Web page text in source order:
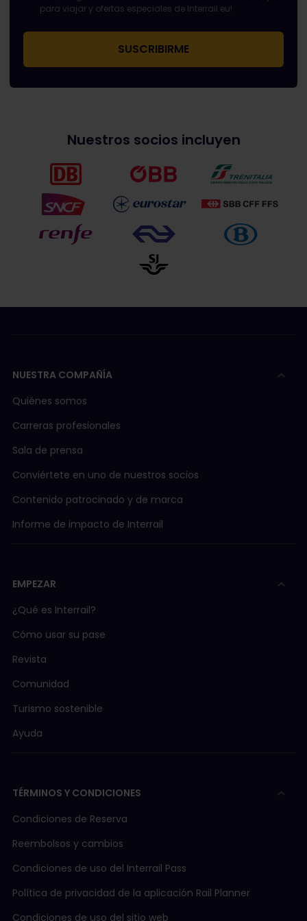
para viajar y ofertas especiales de Interrail.eu!
Nuestros socios incluyen
NUESTRA COMPAÑÍA
Quiénes somos
Carreras profesionales
Sala de prensa
Conviértete en uno de nuestros socios
Contenido patrocinado y de marca
Informe de impacto de Interrail
EMPEZAR
¿Qué es Interrail?
Cómo usar su pase
Revista
Comunidad
Turismo sostenible
Ayuda
TÉRMINOS Y CONDICIONES
Condiciones de Reserva
Reembolsos y cambios
Condiciones de uso del Interrail Pass
Política de privacidad de la aplicación Rail Planner
Condiciones de uso del sitio web